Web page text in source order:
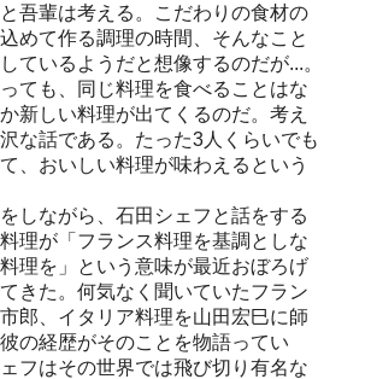
吾輩は考える。こだわりの食材の
めて作る調理の時間、そんなこと
ているようだと想像するのだが...。
ても、同じ料理を食べることはな
新しい料理が出てくるのだ。考え
な話である。たった3人くらいでも
、おいしい料理が味わえるという
しながら、石田シェフと話をする
理が「フランス料理を基調としな
理を」という意味が最近おぼろげ
きた。何気なく聞いていたフラン
郎、イタリア料理を山田宏巳に師
の経歴がそのことを物語ってい
フはその世界では飛び切り有名な